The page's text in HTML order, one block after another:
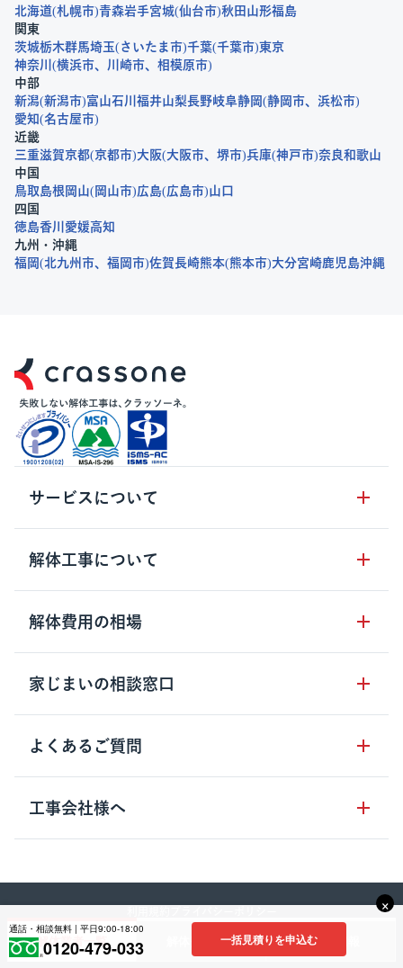
解体業者一覧 解体費用相場 補助金情報
通話・相談無料 | 平日9:00-18:00
0120-479-033 一括見積りを申込む
×
北海道 札幌市 青森岩手宮城 仙台市 秋田 山形福島
関東
茨城栃木群馬埼玉 さいたま市 千葉 千葉市 東京
神奈川
横浜市 川崎市
相模原市
中部
新潟 新潟市 富山石川 福井山梨長野岐阜静岡 静岡市
浜松市
愛知 名古屋市
近畿
三重滋賀京都 京都市 大阪 大阪市 堺市 兵庫 神戸市 奈良和歌山
中国
鳥取島根 岡山 岡山市 広島 広島市 山口
四国
徳島香川 愛媛高知
九州・沖縄
福岡 北九州市 福岡市 佐賀長崎熊本 熊本市 大分宮崎鹿児島沖縄
サービスについて
サービスの流れ
サービスのメリット
クラッソーネの自治体連携
お客さまの声
空き家の処分を検討のお客様へ
解体工事について
解体工事の基礎知識
解体工事に関わる法律
用語集
解体費用の相場
木造住宅の相場
鉄骨造住宅の相場
RC造住宅の相場
その他の建物の相場
家じまいの相談窓口
家じまいの相談窓口
よくあるご質問
クラッソーネの利用方法
工事の進め方
工事中・工事方法
工事会社様へ
©︎2023 Crassone co., Itd.
口コミに関するガイドライン解体工事会社の方へ